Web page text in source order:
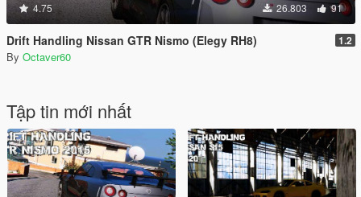
4.75 26.803 91
Drift Handling Nissan GTR Nismo (Elegy RH8) 1.2
By Octaver60
Tập tin mới nhất